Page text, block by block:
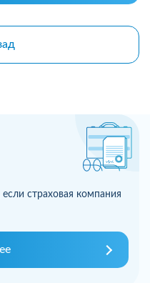
страховая компания